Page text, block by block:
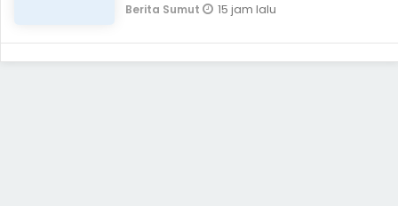
Berita Sumut 15 jam lalu